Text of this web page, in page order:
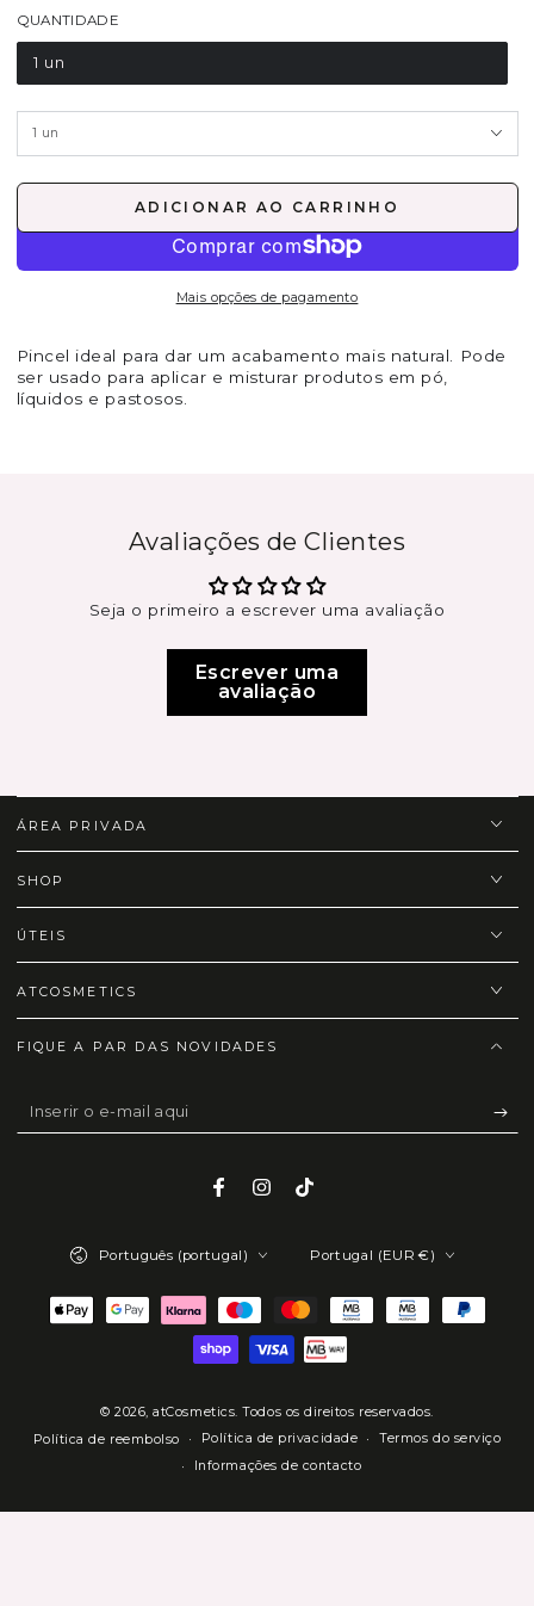
QUANTIDADE
1 un
ADICIONAR AO CARRINHO
Mais opções de pagamento
Pincel ideal para dar um acabamento mais natural. Pode
ser usado para aplicar e misturar produtos em pó,
líquidos e pastosos.
Avaliações de Clientes
Seja o primeiro a escrever uma avaliação
Escrever uma
avaliação
ÁREA PRIVADA
SHOP
ÚTEIS
ATCOSMETICS
FIQUE A PAR DAS NOVIDADES
Inserir
o
Facebook
Instagram
TikTok
© 2026,atCosmetics. Todos os direitos reservados.
Política de reembolso
Política de privacidade
Termos do serviço
Informações de contacto
Português (portugal) Portugal (EUR €)
Métodos